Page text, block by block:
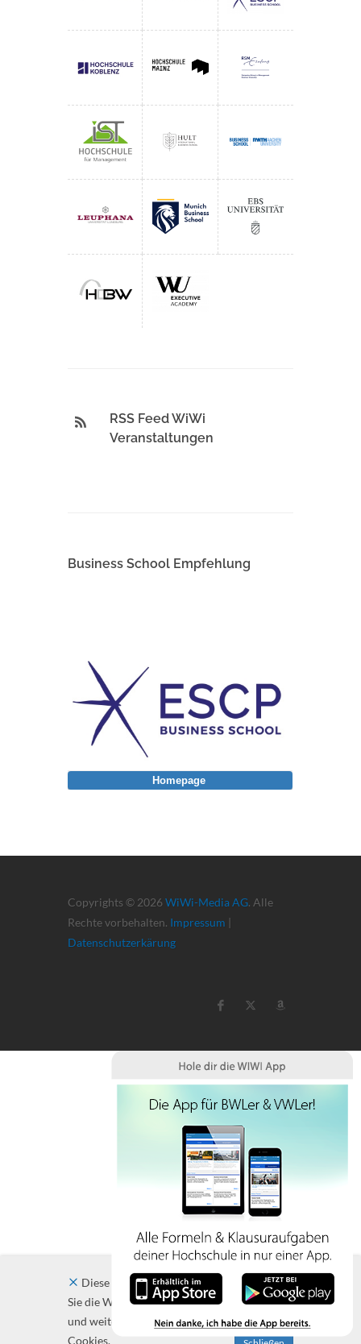
RSS Feed WiWi
Veranstaltungen
Business School Empfehlung
Copyrights © 2026 WiWi-Media AG. Alle
Rechte vorbehalten. Impressum |
Datenschutzerkärung
Diese Website verwendet Cookies. Indem
Sie die Website und ihre Angebote nutzen
und weiter navigieren, akzeptieren Sie diese
Cookies.
Homepage